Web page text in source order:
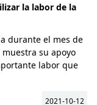
la labor de la
durante el mes de
su apoyo
labor que
2021-10-12